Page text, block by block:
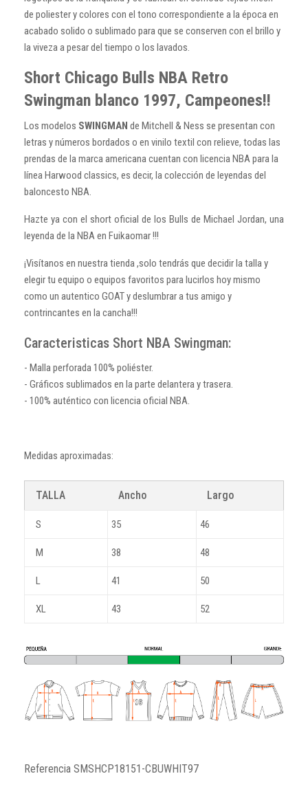
de poliester y colores con el tono correspondiente a la época en
acabado solido o sublimado para que se conserven con el brillo y
la viveza a pesar del tiempo o los lavados.
Short Chicago Bulls NBA Retro
Swingman blanco 1997, Campeones!!
Los modelos SWINGMAN de Mitchell & Ness se presentan con
letras y números bordados o en vinilo textil con relieve, todas las
prendas de la marca americana cuentan con licencia NBA para la
línea Harwood classics, es decir, la colección de leyendas del
baloncesto NBA.
Hazte ya con el short oficial de los Bulls de Michael Jordan, una
leyenda de la NBA en Fuikaomar !!!
¡Visítanos en nuestra tienda ,solo tendrás que decidir la talla y
elegir tu equipo o equipos favoritos para lucirlos hoy mismo
como un autentico GOAT y deslumbrar a tus amigo y
contrincantes en la cancha!!!
Caracteristicas Short NBA Swingman:
- Malla perforada 100% poliéster.
- Gráficos sublimados en la parte delantera y trasera.
- 100% auténtico con licencia oficial NBA.
Medidas aproximadas:
TALLA Ancho Largo
S 35 46
M 38 48
L 41 50
XL 43 52
Referencia SMSHCP18151-CBUWHIT97